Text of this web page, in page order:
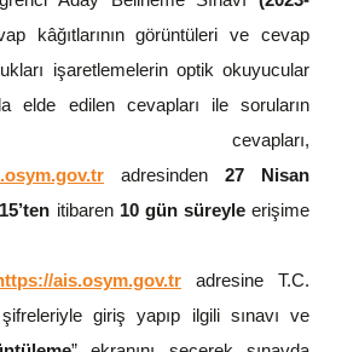
kâğıtlarının görüntüleri ve cevap
işaretlemelerin optik okuyucular
elde edilen cevapları ile soruların
adresinden 27 Nisan
itibaren 10 gün süreyleerişime
ais.osym.gov.tr adresine T.C.
giriş yapıp ilgili sınavı ve